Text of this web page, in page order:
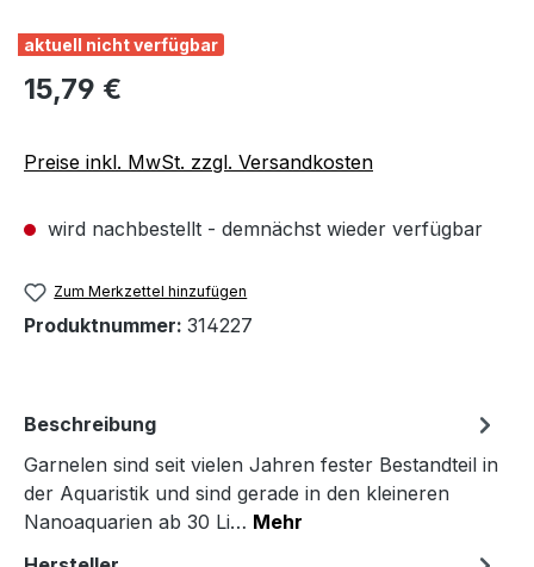
aktuell nicht verfügbar
Regulärer Preis:
15,79 €
Preise inkl. MwSt. zzgl. Versandkosten
wird nachbestellt - demnächst wieder verfügbar
Zum Merkzettel hinzufügen
Produktnummer: 314227
Beschreibung
Garnelen sind seit vielen Jahren fester Bestandteil in
der Aquaristik und sind gerade in den kleineren
Nanoaquarien ab 30 Li… Mehr